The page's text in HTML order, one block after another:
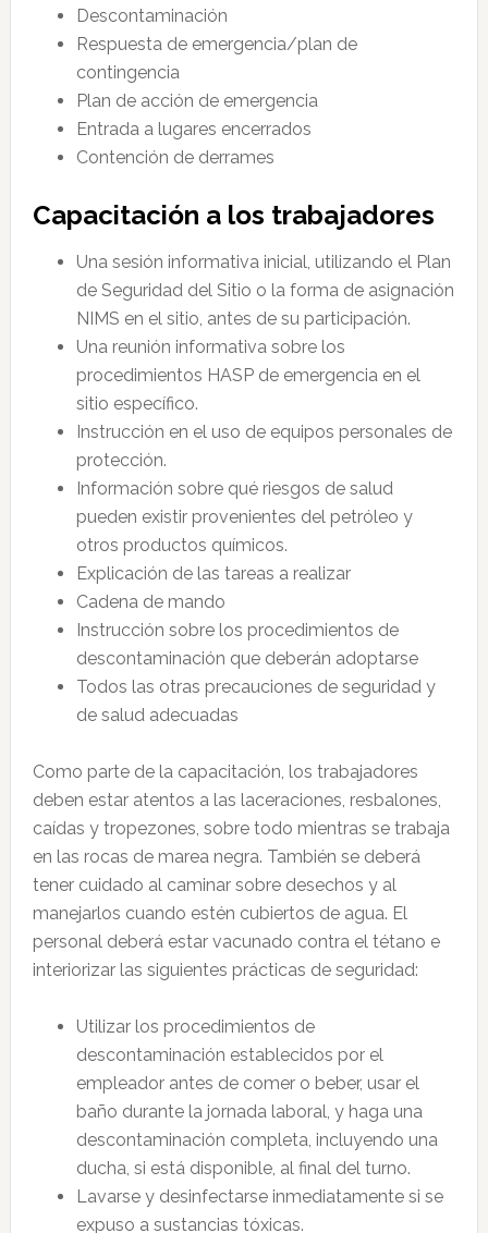
Descontaminación
Respuesta de emergencia/plan de
contingencia
Plan de acción de emergencia
Entrada a lugares encerrados
Contención de derrames
Capacitación a los trabajadores
Una sesión informativa inicial, utilizando el Plan
de Seguridad del Sitio o la forma de asignación
NIMS en el sitio, antes de su participación.
Una reunión informativa sobre los
procedimientos HASP de emergencia en el
sitio específico.
Instrucción en el uso de equipos personales de
protección.
Información sobre qué riesgos de salud
pueden existir provenientes del petróleo y
otros productos químicos.
Explicación de las tareas a realizar
Cadena de mando
Instrucción sobre los procedimientos de
descontaminación que deberán adoptarse
Todos las otras precauciones de seguridad y
de salud adecuadas
Como parte de la capacitación, los trabajadores
deben estar atentos a las laceraciones, resbalones,
caídas y tropezones, sobre todo mientras se trabaja
en las rocas de marea negra. También se deberá
tener cuidado al caminar sobre desechos y al
manejarlos cuando estén cubiertos de agua. El
personal deberá estar vacunado contra el tétano e
interiorizar las siguientes prácticas de seguridad:
Utilizar los procedimientos de
descontaminación establecidos por el
empleador antes de comer o beber, usar el
baño durante la jornada laboral, y haga una
descontaminación completa, incluyendo una
ducha, si está disponible, al final del turno.
Lavarse y desinfectarse inmediatamente si se
expuso a sustancias tóxicas.